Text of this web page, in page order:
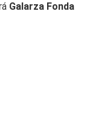
Galarza Fonda